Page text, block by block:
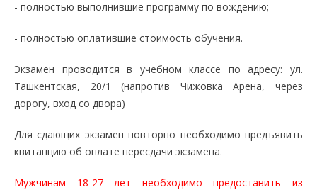
- полностью выполнившие программу по вождению;
- полностью оплатившие стоимость обучения.
Экзамен проводится в учебном классе по адресу: ул.
Ташкентская, 20/1 (напротив Чижовка Арена, через
дорогу, вход со двора)
Для сдающих экзамен повторно необходимо предъявить
квитанцию об оплате пересдачи экзамена.
Мужчинам 18-27 лет необходимо предоставить из